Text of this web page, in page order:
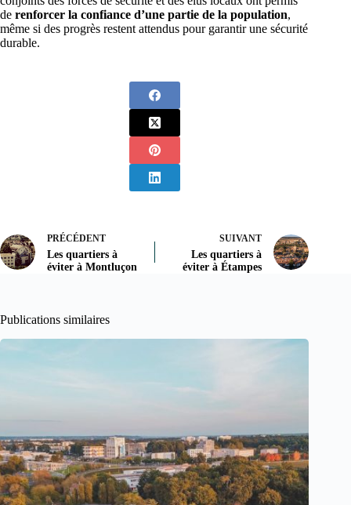
de renforcer la confiance d’une partie de la population,
même si des progrès restent attendus pour garantir une sécurité
durable.
PRÉCÉDENT
Les quartiers à
éviter à Montluçon
SUIVANT
Les quartiers à
éviter à Étampes
Publications similaires